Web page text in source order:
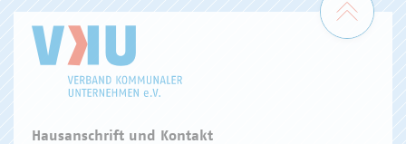
Hausanschrift und Kontakt